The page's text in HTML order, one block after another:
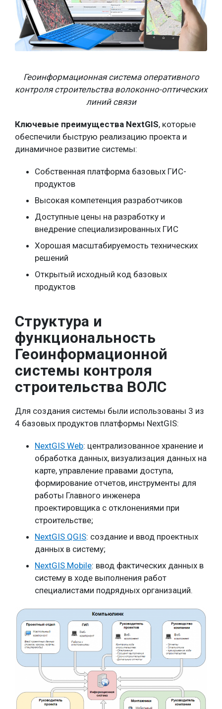
Геоинформационная система оперативного
контроля строительства волоконно-оптических
линий связи
Ключевые преимущества NextGIS, которые
обеспечили быструю реализацию проекта и
динамичное развитие системы:
Собственная платформа базовых ГИС-
продуктов
Высокая компетенция разработчиков
Доступные цены на разработку и
внедрение специализированных ГИС
Хорошая масштабируемость технических
решений
Открытый исходный код базовых
продуктов
Структура и
функциональность
Геоинформационной
системы контроля
строительства ВОЛС
Для создания системы были использованы 3 из
4 базовых продуктов платформы NextGIS:
NextGIS Web: централизованное хранение и
обработка данных, визуализация данных на
карте, управление правами доступа,
формирование отчетов, инструменты для
работы Главного инженера
проектировщика с отклонениями при
строительстве;
NextGIS QGIS: создание и ввод проектных
данных в систему;
NextGIS Mobile: ввод фактических данных в
систему в ходе выполнения работ
специалистами подрядных организаций.